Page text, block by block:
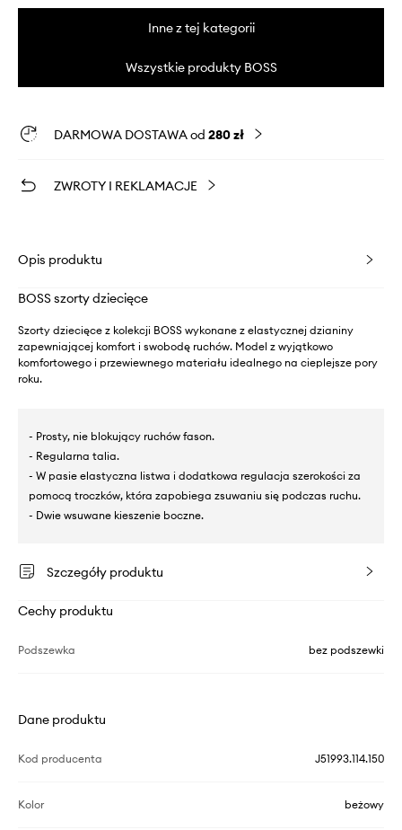
Inne z tej kategorii
Wszystkie produkty BOSS
DARMOWA DOSTAWA od 280 zł
ZWROTY I REKLAMACJE
Opis produktu
BOSS szorty dziecięce
Szorty dziecięce z kolekcji BOSS wykonane z elastycznej dzianiny
zapewniającej komfort i swobodę ruchów. Model z wyjątkowo
komfortowego i przewiewnego materiału idealnego na cieplejsze pory
roku.
- Prosty, nie blokujący ruchów fason.
- Regularna talia.
- W pasie elastyczna listwa i dodatkowa regulacja szerokości za
pomocą troczków, która zapobiega zsuwaniu się podczas ruchu.
- Dwie wsuwane kieszenie boczne.
Szczegóły produktu
Cechy produktu
Podszewka bez podszewki
Dane produktu
Kod producenta J51993.114.150
Kolor beżowy